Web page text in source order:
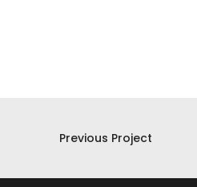
Previous Project